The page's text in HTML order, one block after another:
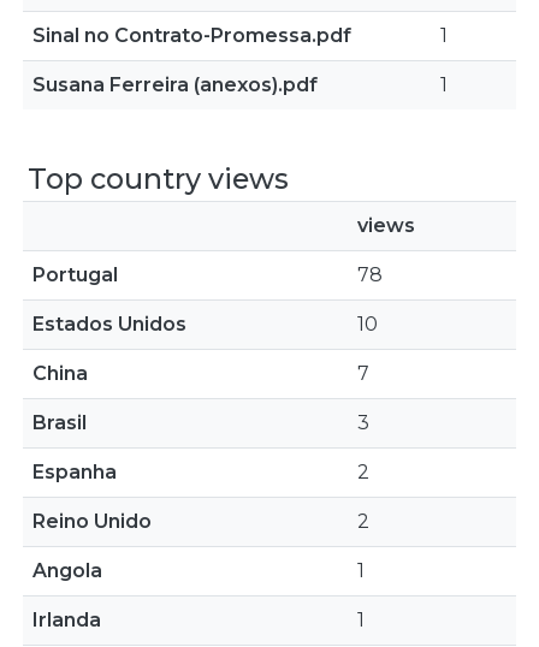
Sinal no Contrato-Promessa.pdf 1
Susana Ferreira (anexos).pdf 1
Top country views
views
Portugal 78
Estados Unidos 10
China 7
Brasil 3
Espanha 2
Reino Unido 2
Angola 1
Irlanda 1